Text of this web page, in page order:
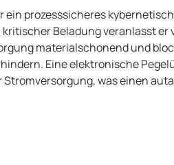
prozesssicheres
Beladung veranlasst
materialschonend und
Eine elektronische
was einen